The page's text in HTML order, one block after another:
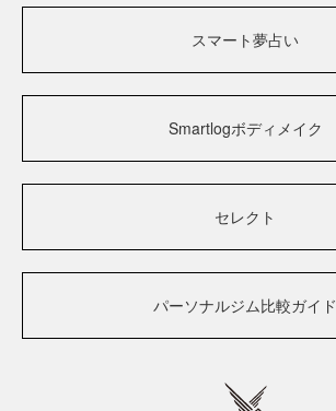
スマート夢占い
Smartlogボディメイク
セレクト
パーソナルジム比較ガイド